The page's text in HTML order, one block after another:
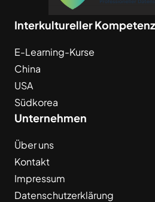
Interkultureller
E-Learning-Kurse
China
USA
Südkorea
Unternehmen
Über uns
Kontakt
Impressum
Datenschutzerklärung